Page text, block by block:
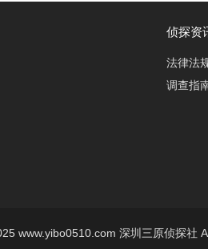
侦探资
法律法
调查指
www.yibo0510.com 深圳三原侦探社